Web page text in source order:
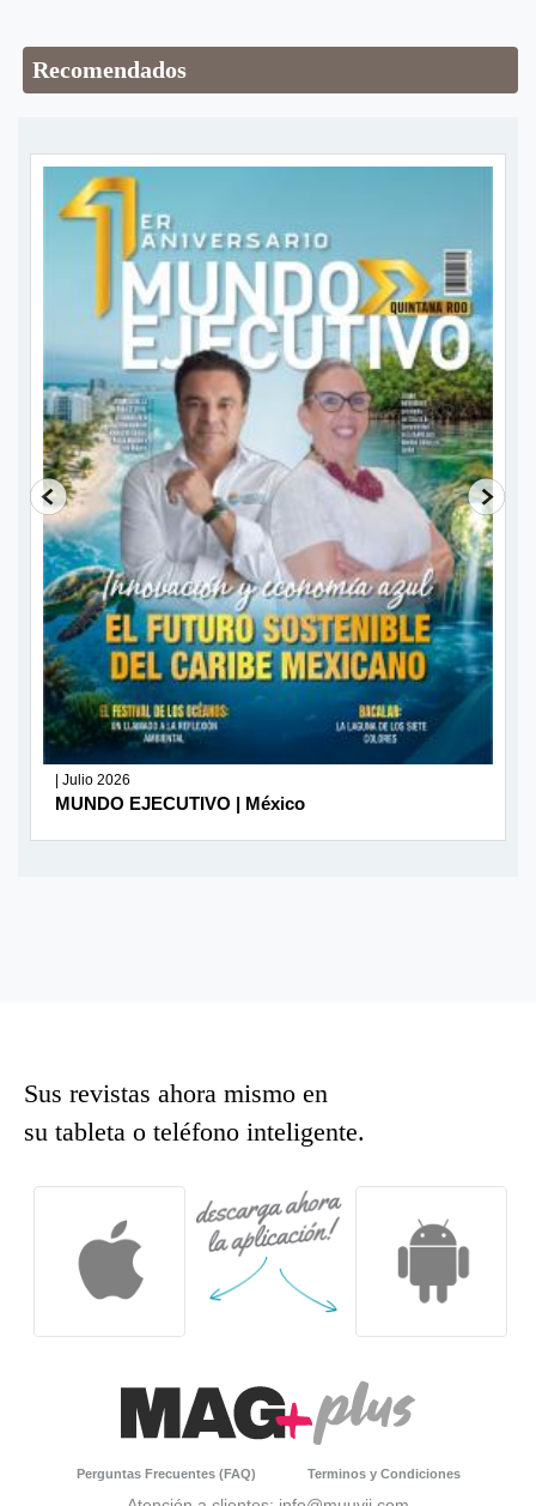
Recomendados
| Julio 2026
MUNDO EJECUTIVO | México
Sus revistas ahora mismo en
su tableta o teléfono inteligente.
Perguntas Frecuentes (FAQ) Terminos y Condiciones